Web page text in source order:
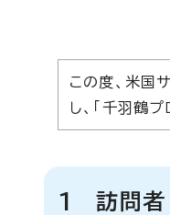
この度、米
し、「千羽鶴
1 訪問者